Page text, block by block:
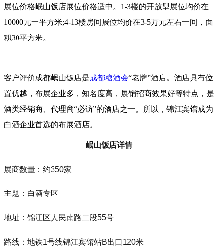
展位价格岷山饭店展位价格适中。1-3楼的开放型展位均价在
10000元一平方米;4-13楼房间展位均价在3-5万元左右一间，面
积30平方米。
客户评价成都岷山饭店是成都糖酒会“老牌”酒店。酒店具有位
置优越，布展企业多，知名度高，展销招商效果好等特点，是
酒类经销商、代理商“必访”的酒店之一。所以，锦江宾馆成为
白酒企业首选的布展酒店。
岷山饭店详情
展商数量：约350家
主题：白酒专区
地址：锦江区人民南路二段55号
路线：地铁1号线锦江宾馆站B出口120米